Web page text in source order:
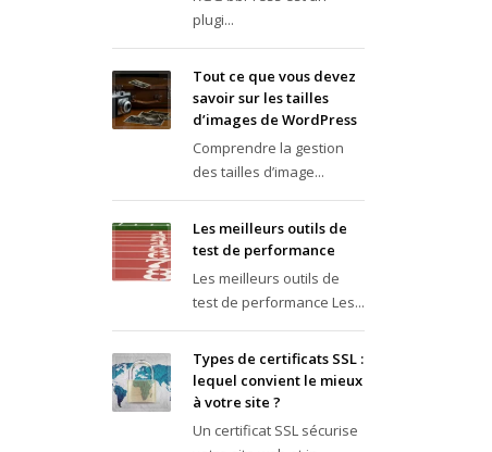
plugi...
Tout ce que vous devez
savoir sur les tailles
d’images de WordPress
Comprendre la gestion
des tailles d’image...
Les meilleurs outils de
test de performance
Les meilleurs outils de
test de performance Les...
Types de certificats SSL :
lequel convient le mieux
à votre site ?
Un certificat SSL sécurise